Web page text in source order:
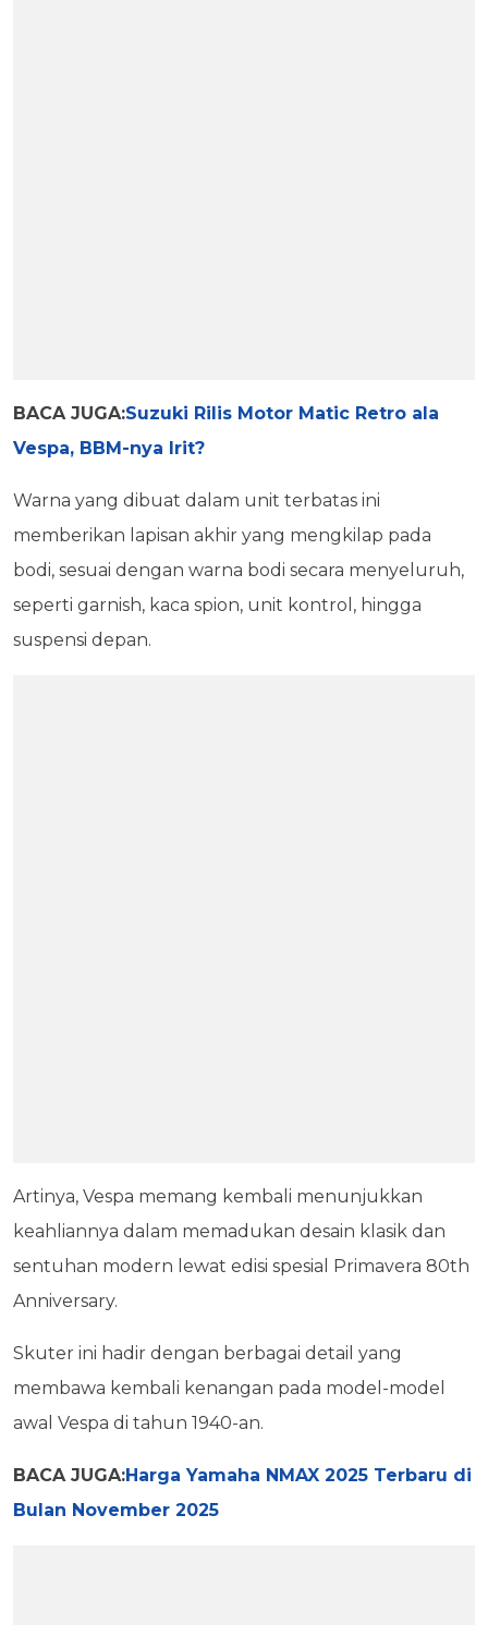
BACA JUGA:Suzuki Rilis Motor Matic Retro ala
Vespa, BBM-nya Irit?
Warna yang dibuat dalam unit terbatas ini
memberikan lapisan akhir yang mengkilap pada
bodi, sesuai dengan warna bodi secara menyeluruh,
seperti garnish, kaca spion, unit kontrol, hingga
suspensi depan.
Artinya, Vespa memang kembali menunjukkan
keahliannya dalam memadukan desain klasik dan
sentuhan modern lewat edisi spesial Primavera 80th
Anniversary.
Skuter ini hadir dengan berbagai detail yang
membawa kembali kenangan pada model-model
awal Vespa di tahun 1940-an.
BACA JUGA:Harga Yamaha NMAX 2025 Terbaru di
Bulan November 2025